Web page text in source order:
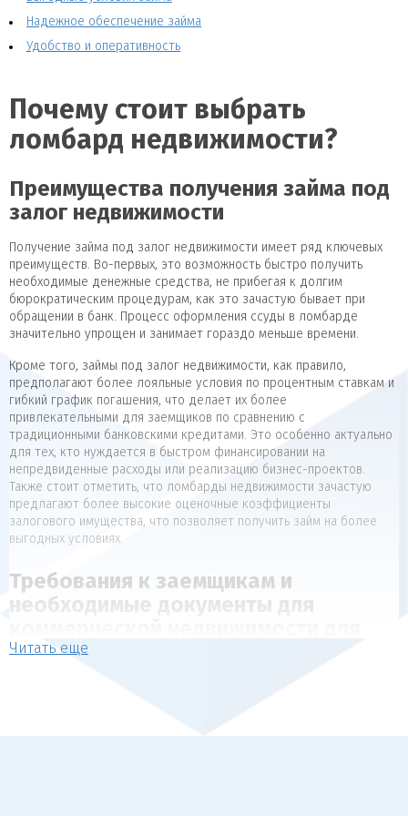
Надежное обеспечение займа
Удобство и оперативность
Почему стоит выбрать
ломбард недвижимости?
Преимущества получения займа под
залог недвижимости
Получение займа под залог недвижимости имеет ряд ключевых
преимуществ. Во-первых, это возможность быстро получить
необходимые денежные средства, не прибегая к долгим
бюрократическим процедурам, как это зачастую бывает при
обращении в банк. Процесс оформления ссуды в ломбарде
значительно упрощен и занимает гораздо меньше времени.
Кроме того, займы под залог недвижимости, как правило,
предполагают более лояльные условия по процентным ставкам и
гибкий график погашения, что делает их более
привлекательными для заемщиков по сравнению с
традиционными банковскими кредитами. Это особенно актуально
для тех, кто нуждается в быстром финансировании на
непредвиденные расходы или реализацию бизнес-проектов.
Также стоит отметить, что ломбарды недвижимости зачастую
предлагают более высокие оценочные коэффициенты
залогового имущества, что позволяет получить займ на более
выгодных условиях.
Требования к заемщикам и
необходимые документы для
коммерческой недвижимости
Читать еще